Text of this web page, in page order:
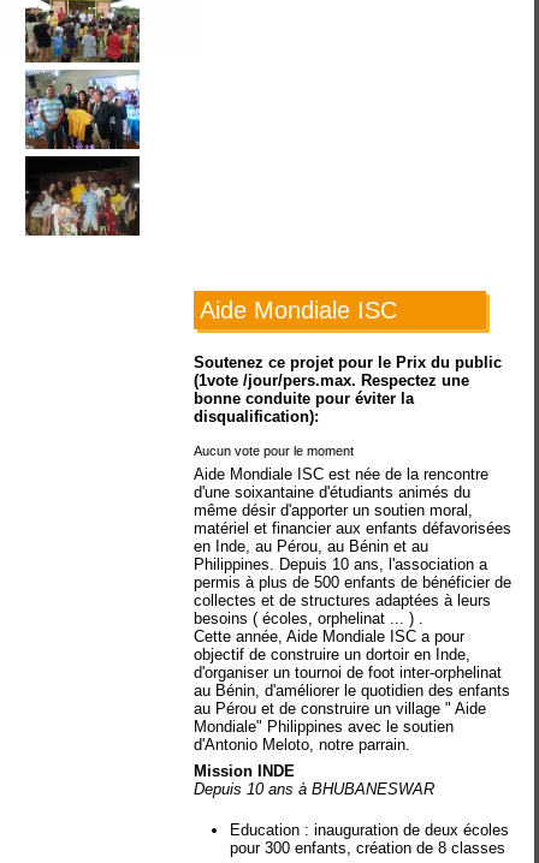
Aide Mondiale ISC
Soutenez ce projet pour le Prix du public
(1vote /jour/pers.max. Respectez une
bonne conduite pour éviter la
disqualification):
Aucun vote pour le moment
Aide Mondiale ISC est née de la rencontre
d'une soixantaine d'étudiants animés du
même désir d'apporter un soutien moral,
matériel et financier aux enfants défavorisées
en Inde, au Pérou, au Bénin et au
Philippines. Depuis 10 ans, l'association a
permis à plus de 500 enfants de bénéficier de
collectes et de structures adaptées à leurs
besoins ( écoles, orphelinat ... ) .
Cette année, Aide Mondiale ISC a pour
objectif de construire un dortoir en Inde,
d'organiser un tournoi de foot inter-orphelinat
au Bénin, d'améliorer le quotidien des enfants
au Pérou et de construire un village " Aide
Mondiale" Philippines avec le soutien
d'Antonio Meloto, notre parrain.
Mission INDE
Depuis 10 ans à BHUBANESWAR
Education : inauguration de deux écoles
pour 300 enfants, création de 8 classes